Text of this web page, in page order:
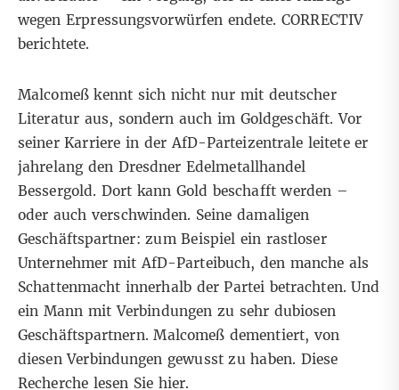
wegen Erpressungsvorwürfen endete.CORRECTIV
berichtete.
Malcomeß kennt sich nicht nur mit deutscher
Literatur aus, sondern auch im Goldgeschäft. Vor
seiner Karriere in der AfD-Parteizentrale leitete er
jahrelang den Dresdner Edelmetallhandel
Bessergold. Dort kann Gold beschafft werden –
oder auch verschwinden. Seine damaligen
Geschäftspartner: zum Beispiel ein rastloser
Unternehmer mit AfD-Parteibuch, den manche als
Schattenmacht innerhalb der Partei betrachten. Und
ein Mann mit Verbindungen zu sehr dubiosen
Geschäftspartnern. Malcomeß dementiert, von
diesen Verbindungen gewusst zu haben. Diese
Recherche lesen Sie hier.